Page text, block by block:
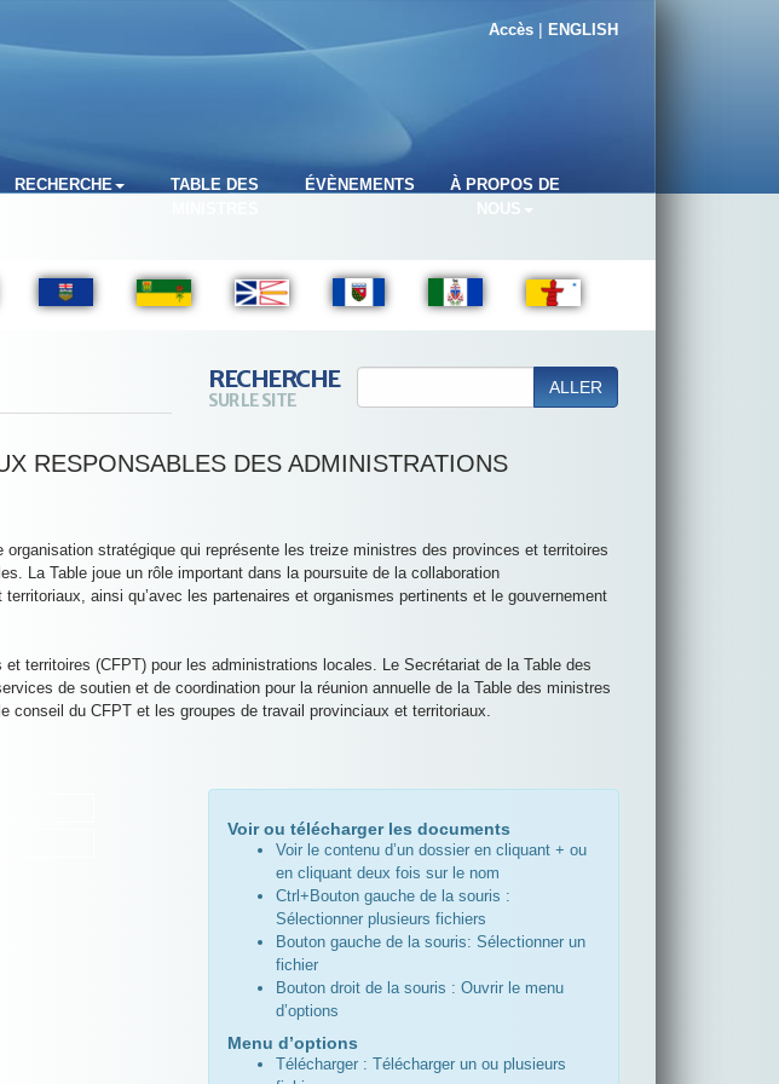
Accès | ENGLISH
RECHERCHE
TABLE DES
ÉVÈNEMENTS
À PROPOS DE
NOUS
RECHERCHE
SUR LE SITE
ALLER
RESPONSABLES DES ADMINISTRATIONS
stratégique qui représente les treize ministres des provinces et territoires
La Table joue un rôle important dans la poursuite de la collaboration
ainsi qu’avec les partenaires et organismes pertinents et le gouvernement
territoires (CFPT) pour les administrations locales. Le Secrétariat de la Table des
de soutien et de coordination pour la réunion annuelle de la Table des ministres
du CFPT et les groupes de travail provinciaux et territoriaux.
Voir ou télécharger les documents
Voir le contenu d’un dossier en cliquant + ou
en cliquant deux fois sur le nom
Ctrl+Bouton gauche de la souris :
Sélectionner plusieurs fichiers
Bouton gauche de la souris: Sélectionner un
fichier
Bouton droit de la souris : Ouvrir le menu
d’options
Menu d’options
Télécharger : Télécharger un ou plusieurs